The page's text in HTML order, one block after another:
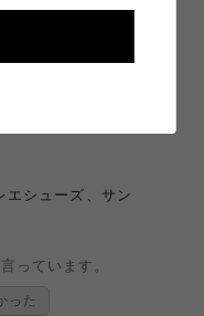
感があるので爽やか
イズが２３センチな
エシューズ、サン
っています。
った